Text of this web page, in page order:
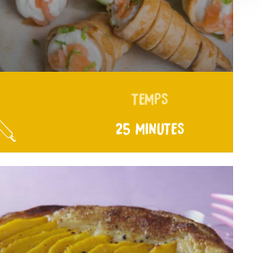
TEMPS
25 MINUTES